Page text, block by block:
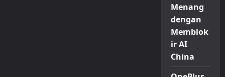
Menang
dengan
Memblok
ir AI
China